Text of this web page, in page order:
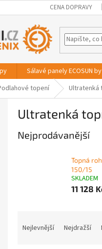
CENA DOPRAVY
Sálavé panely ECOSUN
topení Ultratenká
Ultratenká
Nejprodávanější
Topná
150/15
SKLADEM
11 128
Nejlevnější Nejdražší